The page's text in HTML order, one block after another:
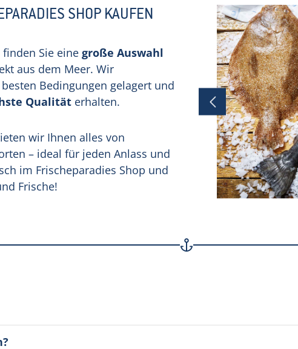
SHOP KAUFEN
Sie eine große Auswahl
aus dem Meer. Wir
Bedingungen gelagert und
Qualität erhalten.
wir Ihnen alles von
– ideal für jeden Anlass und
im Frischeparadies Shop und
Frische!